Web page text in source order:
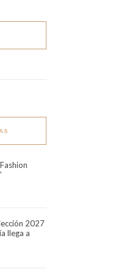
2027
llega a